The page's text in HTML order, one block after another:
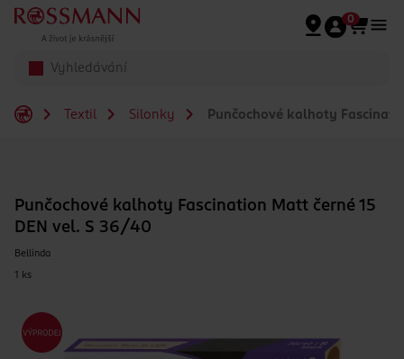
Přeskočit na hlavmní obsah
0
Textil Silonky Punčochové kalhoty
Punčochové kalhoty Fascination Matt černé 15
DEN vel. S 36/40
Bellinda
1 ks